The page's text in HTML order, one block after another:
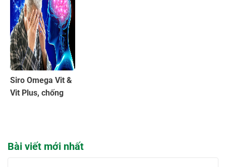
Siro Omega Vit &
Vit Plus, chống
Bài viết mới nhất